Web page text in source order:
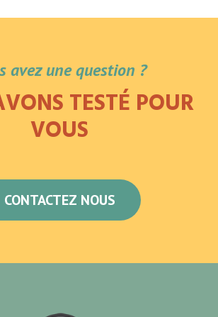
avez une question ?
TESTÉ POUR
VOUS
CONTACTEZ NOUS